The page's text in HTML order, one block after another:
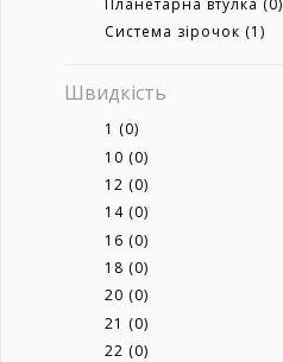
Система зірочок (1)
Швидкість
1 (0)
10 (0)
12 (0)
14 (0)
16 (0)
18 (0)
20 (0)
21 (0)
22 (0)